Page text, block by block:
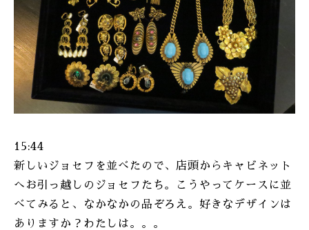
15:44
新しいジョセフを並べたので、店頭からキャビネット
へお引っ越しのジョセフたち。こうやってケースに並
べてみると、なかなかの品ぞろえ。好きなデザインは
ありますか？わたしは。。。